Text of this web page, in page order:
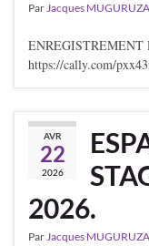
ParJacques MUGURUZA
ENREGISTREMENT
https://cally.com/
AVR
22
2026
2026.
ParJacques MUGURUZA